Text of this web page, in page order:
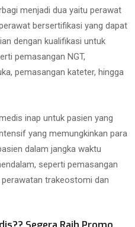
menjadi dua yaitu perawat
bersertifikasi yang dapat
dengan kualifikasi untuk
pemasangan NGT,
pemasangan kateter, hingga
inap untuk pasien yang
yang memungkinkan para
dalam jangka waktu
seperti pemasangan
trakeostomi dan